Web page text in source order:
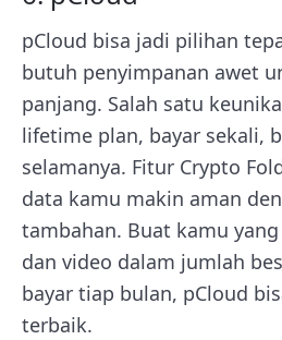
pCloud bisa jadi pilihan
butuh penyimpanan awet
panjang. Salah satu
lifetime plan, bayar sekali,
selamanya. Fitur Crypto
data kamu makin aman
tambahan. Buat kamu
dan video dalam jumlah
bayar tiap bulan, pCloud
terbaik.